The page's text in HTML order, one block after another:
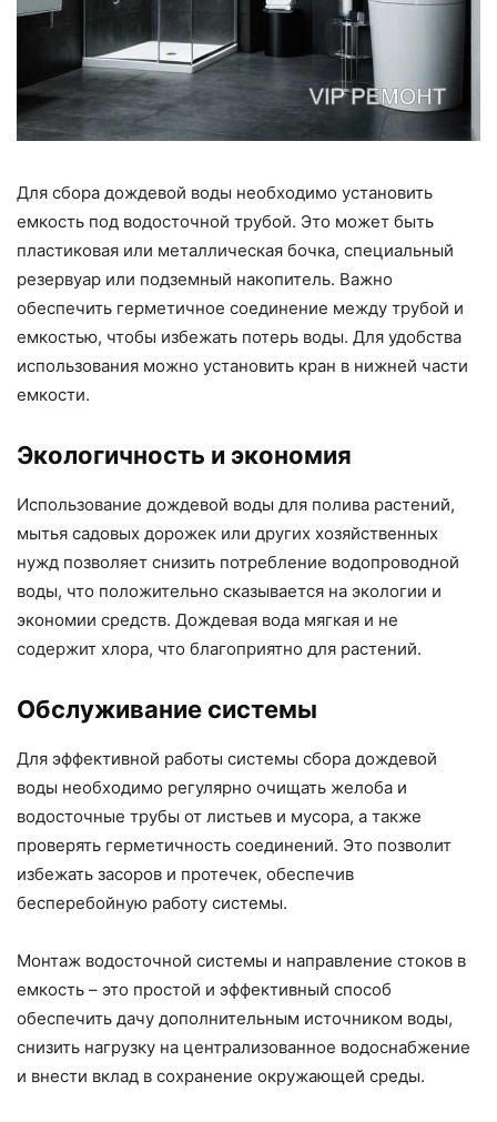
Для сбора дождевой воды необходимо установить
емкость под водосточной трубой. Это может быть
пластиковая или металлическая бочка, специальный
резервуар или подземный накопитель. Важно
обеспечить герметичное соединение между трубой и
емкостью, чтобы избежать потерь воды. Для удобства
использования можно установить кран в нижней части
емкости.
Экологичность и экономия
Использование дождевой воды для полива растений,
мытья садовых дорожек или других хозяйственных
нужд позволяет снизить потребление водопроводной
воды, что положительно сказывается на экологии и
экономии средств. Дождевая вода мягкая и не
содержит хлора, что благоприятно для растений.
Обслуживание системы
Для эффективной работы системы сбора дождевой
воды необходимо регулярно очищать желоба и
водосточные трубы от листьев и мусора, а также
проверять герметичность соединений. Это позволит
избежать засоров и протечек, обеспечив
бесперебойную работу системы.
Монтаж водосточной системы и направление стоков в
емкость – это простой и эффективный способ
обеспечить дачу дополнительным источником воды,
снизить нагрузку на централизованное водоснабжение
и внести вклад в сохранение окружающей среды.